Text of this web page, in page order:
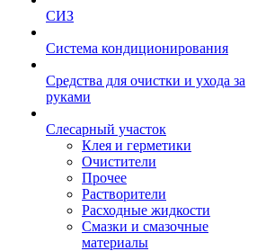
СИЗ
Система кондиционирования
Средства для очистки и ухода за
руками
Слесарный участок
Клея и герметики
Очистители
Прочее
Растворители
Расходные жидкости
Смазки и смазочные
материалы